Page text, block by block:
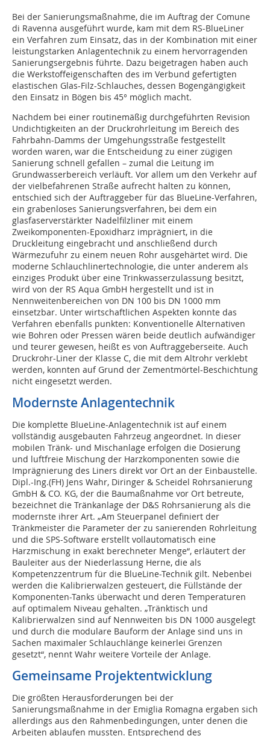
Bei der Sanierungsmaßnahme, die im Auftrag der Comune
di Ravenna ausgeführt wurde, kam mit dem RS-BlueLiner
ein Verfahren zum Einsatz, das in der Kombination mit einer
leistungstarken Anlagentechnik zu einem hervorragenden
Sanierungsergebnis führte. Dazu beigetragen haben auch
die Werkstoffeigenschaften des im Verbund gefertigten
elastischen Glas-Filz-Schlauches, dessen Bogengängigkeit
den Einsatz in Bögen bis 45° möglich macht.
Nachdem bei einer routinemäßig durchgeführten Revision
Undichtigkeiten an der Druckrohrleitung im Bereich des
Fahrbahn-Damms der Umgehungsstraße festgestellt
worden waren, war die Entscheidung zu einer zügigen
Sanierung schnell gefallen – zumal die Leitung im
Grundwasserbereich verläuft. Vor allem um den Verkehr auf
der vielbefahrenen Straße aufrecht halten zu können,
entschied sich der Auftraggeber für das BlueLine-Verfahren,
ein grabenloses Sanierungsverfahren, bei dem ein
glasfaserverstärkter Nadelfilzliner mit einem
Zweikomponenten-Epoxidharz imprägniert, in die
Druckleitung eingebracht und anschließend durch
Wärmezufuhr zu einem neuen Rohr ausgehärtet wird. Die
moderne Schlauchlinertechnologie, die unter anderem als
einziges Produkt über eine Trinkwasserzulassung besitzt,
wird von der RS Aqua GmbH hergestellt und ist in
Nennweitenbereichen von DN 100 bis DN 1000 mm
einsetzbar. Unter wirtschaftlichen Aspekten konnte das
Verfahren ebenfalls punkten: Konventionelle Alternativen
wie Bohren oder Pressen wären beide deutlich aufwändiger
und teurer gewesen, heißt es von Auftraggeberseite. Auch
Druckrohr-Liner der Klasse C, die mit dem Altrohr verklebt
werden, konnten auf Grund der Zementmörtel-Beschichtung
nicht eingesetzt werden.
Modernste Anlagentechnik
Die komplette BlueLine-Anlagentechnik ist auf einem
vollständig ausgebauten Fahrzeug angeordnet. In dieser
mobilen Tränk- und Mischanlage erfolgen die Dosierung
und luftfreie Mischung der Harzkomponenten sowie die
Imprägnierung des Liners direkt vor Ort an der Einbaustelle.
Dipl.-Ing.(FH) Jens Wahr, Diringer & Scheidel Rohrsanierung
GmbH & CO. KG, der die Baumaßnahme vor Ort betreute,
bezeichnet die Tränkanlage der D&S Rohrsanierung als die
modernste ihrer Art. „Am Steuerpanel definiert der
Tränkmeister die Parameter der zu sanierenden Rohrleitung
und die SPS-Software erstellt vollautomatisch eine
Harzmischung in exakt berechneter Menge“, erläutert der
Bauleiter aus der Niederlassung Herne, die als
Kompetenzzentrum für die BlueLine-Technik gilt. Nebenbei
werden die Kalibrierwalzen gesteuert, die Füllstände der
Komponenten-Tanks überwacht und deren Temperaturen
auf optimalem Niveau gehalten. „Tränktisch und
Kalibrierwalzen sind auf Nennweiten bis DN 1000 ausgelegt
und durch die modulare Bauform der Anlage sind uns in
Sachen maximaler Schlauchlänge keinerlei Grenzen
gesetzt“, nennt Wahr weitere Vorteile der Anlage.
Gemeinsame Projektentwicklung
Die größten Herausforderungen bei der
Sanierungsmaßnahme in der Emiglia Romagna ergaben sich
allerdings aus den Rahmenbedingungen, unter denen die
Arbeiten ablaufen mussten. Entsprechend des